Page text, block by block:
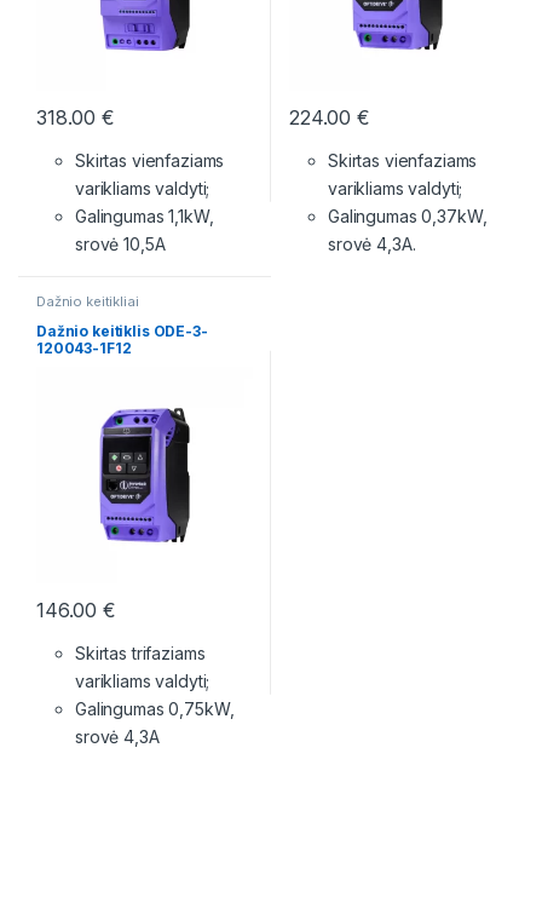
318.00€
Skirtas vienfaziams
varikliams valdyti;
Galingumas 1,1kW,
srovė 10,5A
224.00€
Skirtas vienfaziams
varikliams valdyti;
Galingumas 0,37kW,
srovė 4,3A.
Dažnio keitikliai
Dažnio keitiklis ODE-3-
120043-1F12
146.00€
Skirtas trifaziams
varikliams valdyti;
Galingumas 0,75kW,
srovė 4,3A